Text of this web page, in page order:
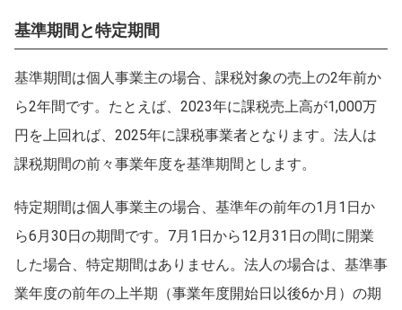
基準期間と特定期間
基準期間は個人事業主の場合、課税対象の売上の2年前か
ら2年間です。たとえば、2023年に課税売上高が1,000万
円を上回れば、2025年に課税事業者となります。法人は
課税期間の前々事業年度を基準期間とします。
特定期間は個人事業主の場合、基準年の前年の1月1日か
ら6月30日の期間です。7月1日から12月31日の間に開業
した場合、特定期間はありません。法人の場合は、基準事
業年度の前年の上半期（事業年度開始日以後6か月）の期